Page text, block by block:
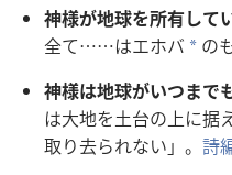
神様が地球を所有して
全て……はエホバ a の
神様は地球がいつまで
は大地を土台の 上に据
取り去られない」。 詩